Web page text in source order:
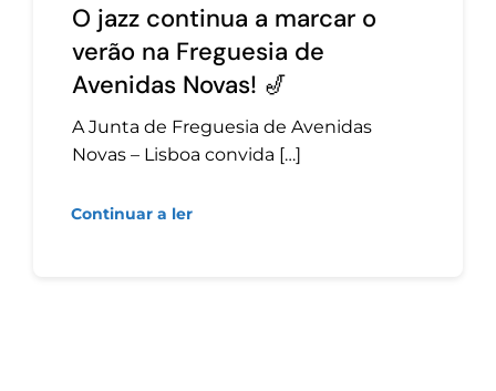
O jazz continua a marcar o
verão na Freguesia de
Avenidas Novas! 🎷
A Junta de Freguesia de Avenidas
Novas – Lisboa convida […]
Continuar a ler